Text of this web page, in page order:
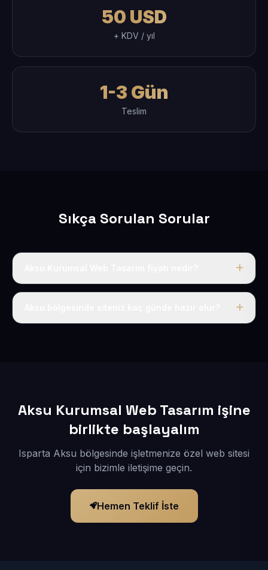
50 USD
+ KDV / yıl
1-3 Gün
Teslim
Sıkça Sorulan Sorular
Tek fiyat uygulanır: yıllık 50 USD + KDV. Bu bedele alan
Aksu Kurumsal Web Tasarım işine
birlikte başlayalım
Isparta Aksu bölgesinde işletmenize özel web sitesi
için bizimle iletişime geçin.
Hemen Teklif İste